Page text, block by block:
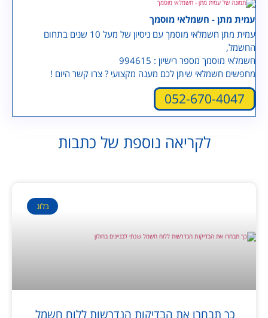
עמית מתן - חשמלאי מוסמך
עמית מתן חשמלאי מוסמך עם ניסיון של מעל 10 שנים בתחום
החשמל,
חשמלאי מוסמך מספר רישיון : 994615
מחפשים חשמלאי שיתן לכם מענה מקצועי ? צרו קשר היום !
052-670-4047
לקריאה נוספת של כתבות
בלוג
כך תבחרו את הבדיקות הנדרשות ללוח חשמל